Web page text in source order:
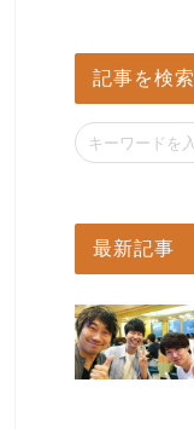
記事を検索
最新記事